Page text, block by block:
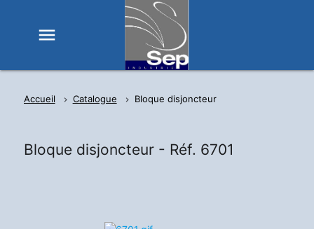
menu
Accueil Catalogue Bloque disjoncteur
Bloque disjoncteur - Réf. 6701